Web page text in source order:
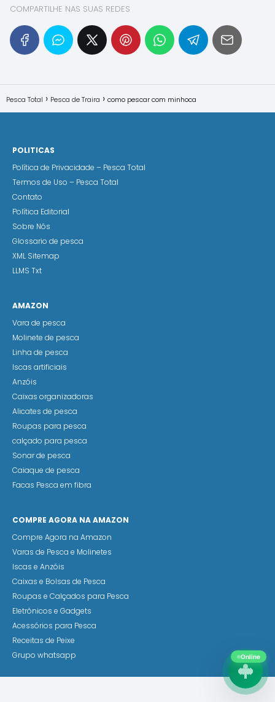
COMPARTILHE NAS SUAS REDES
Pesca Total Pesca de Traira como pescar com minhoca
POLITICAS
Política de Privacidade – Pesca Total
Termos de Uso – Pesca Total
Contato
Política Editorial
Sobre Nós
Glossario de pesca
XML Sitemap
LLMS Txt
AMAZON
Vara de pesca
Molinete de pesca
Linha de pesca
Iscas artificiais
Anzóis
Caixas organizadoras
Alicates de pesca
Roupas para pesca
calçado para pesca
Sonar de pesca
Caiaque de pesca
Facas Pesca em fibra
COMPRE AGORA NA AMAZON
Compre Agora na Amazon
Varas de Pesca e Molinetes
Iscas e Anzóis
Caixas e Bolsas de Pesca
Roupas e Calçados para Pesca
Eletrônicos e Gadgets
Acessórios para Pesca
Receitas de Peixe
Grupo whatsapp
Online